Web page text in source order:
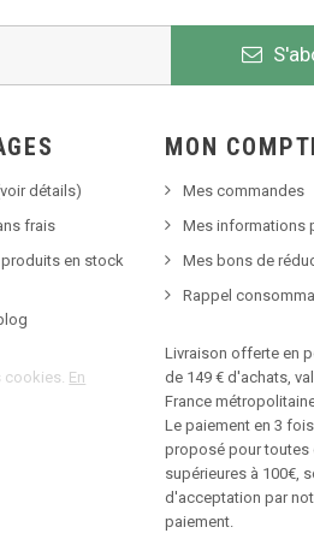
détails)
frais
en stock
En
MON
Mes commandes
Mes informations
Mes bons de
Rappel
Livraison offerte en
de 149 € d'achats,
France
Le paiement en 3
proposé pour toutes
supérieures à 100€,
d'acceptation par
paiement.